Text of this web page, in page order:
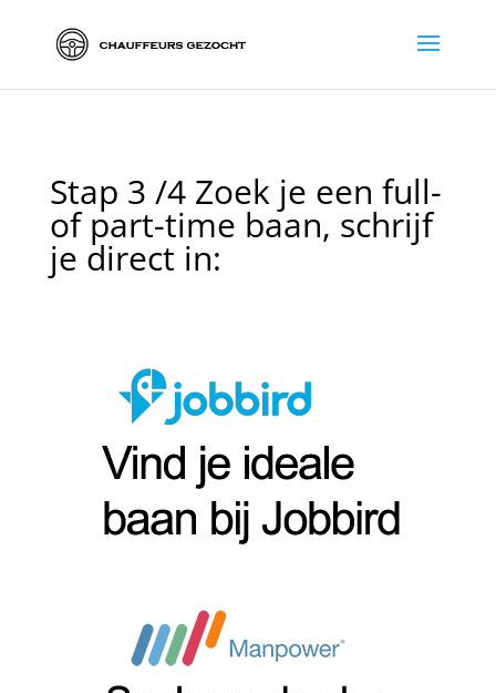
Stap 3 /4 Zoek je een full-
of part-time baan, schrijf
je direct in: